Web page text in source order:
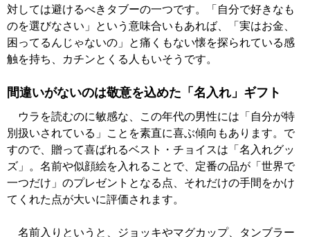
対しては避けるべきタブーの一つです。「自分で好きなも
のを選びなさい」という意味合いもあれば、「実はお金、
困ってるんじゃないの」と痛くもない懐を探られている感
触を持ち、カチンとくる人もいそうです。
間違いがないのは敬意を込めた「名入れ」ギフト
ウラを読むのに敏感な、この年代の男性には「自分が特
別扱いされている」ことを素直に喜ぶ傾向もあります。で
すので、贈って喜ばれるベスト・チョイスは「名入れグッ
ズ」。名前や似顔絵を入れることで、定番の品が「世界で
一つだけ」のプレゼントとなる点、それだけの手間をかけ
てくれた点が大いに評価されます。
名前入りというと、ジョッキやマグカップ、タンブラー